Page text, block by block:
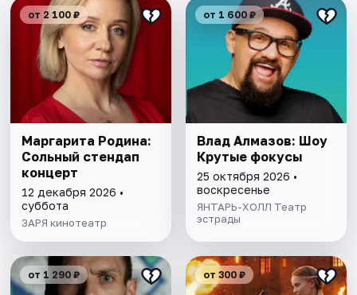
от 2 100 ₽
Маргарита Родина:
Сольный стендап
концерт
12 декабря 2026 •
суббота
ЗАРЯ кинотеатр
от 1 600 ₽
Влад Алмазов: Шоу
Крутые фокусы
25 октября 2026 •
воскресенье
ЯНТАРЬ-ХОЛЛ Театр
эстрады
от 1 290 ₽ от 300 ₽